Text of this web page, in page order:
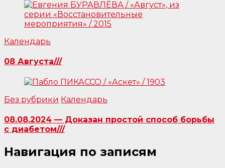
Календарь
08 Августа///
Без рубрики Календарь
08.08.2024 — Доказан простой способ борьбы
с диабетом///
Навигация по записям